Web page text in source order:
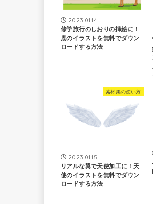
2023.01.14
修学旅行のしおりの挿絵に！
鹿のイラストを無料でダウン
ロードする方法
素材集の使い方
2023.01.15
リアルな翼で天使加工に！天
使のイラストを無料でダウン
ロードする方法